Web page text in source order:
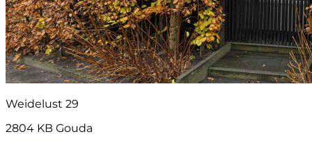
Weidelust 29
2804 KB Gouda